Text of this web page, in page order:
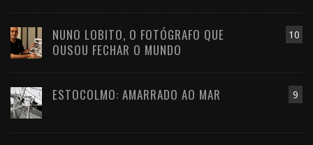
10
NUNO LOBITO, O FOTÓGRAFO QUE
OUSOU FECHAR O MUNDO
9
ESTOCOLMO: AMARRADO AO MAR